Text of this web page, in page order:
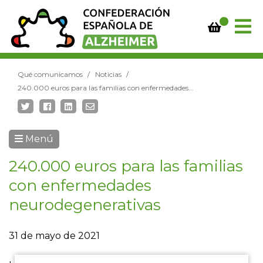
Qué comunicamos
Noticias
240.000 euros para las familias con enfermedades...
Menú
240.000 euros para las familias
con enfermedades
neurodegenerativas
31 de mayo de 2021